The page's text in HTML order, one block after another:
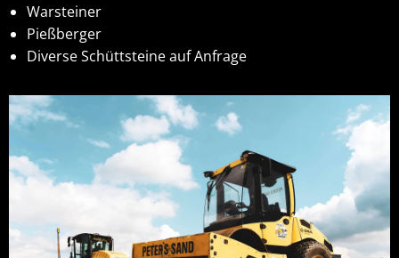
Warsteiner
Pießberger
Diverse Schüttsteine auf Anfrage